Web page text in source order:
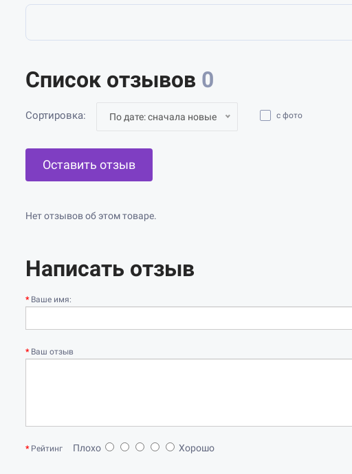
Список отзывов 0
Сортировка: По дате: сначала новые с фото
Оставить отзыв
Нет отзывов об этом товаре.
Написать отзыв
Ваше имя:
Ваш отзыв
Рейтинг Плохо Хорошо